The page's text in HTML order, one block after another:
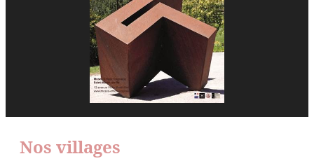
Nos villages